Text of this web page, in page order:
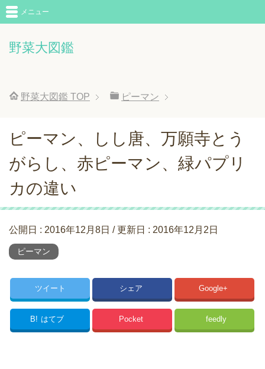
野菜大図鑑
メニュー
野菜大図鑑 TOP ピーマン
ピーマン、しし唐、万願寺とう
がらし、赤ピーマン、緑パプリ
カの違い
公開日 : 2016年12月8日 / 更新日 : 2016年12月2日
ピーマン
ツイート シェア Google+
B! はてブ Pocket feedly